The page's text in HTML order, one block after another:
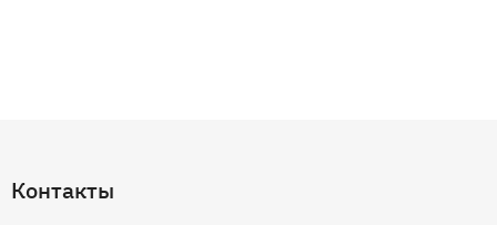
Контакты